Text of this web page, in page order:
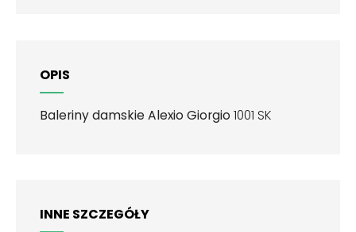
OPIS
Baleriny damskie Alexio Giorgio 1001 SK
INNE SZCZEGÓŁY